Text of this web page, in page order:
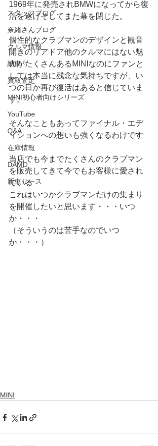
スタッフブログ
奈緒さんブログ
クルマ情報
納車
買取査定
MINI初心者向けシリーズ
YouTube
Q&A
在庫情報
DAMD
新車リース
1969年に発売されBMWになってから復
活を遂げそしてまた幕を閉じた。
個性的なクラブマンのデザインと観音
開きのリアドア他のクルマにはない魅
力がたくさんあるMINIなのにファンと
しては本当に残念な気持ちですが、い
つの日か再び復活はあると信じていま
す。
そんなこともあってファイナル・エデ
ィションへの想いも強くなるわけです
当店でも今までたくさんのクラブマン
を販売してきて今でもお客様に愛され
ている
これはいつかクラブマンだけの集まり
を開催したいと思います・・・いつ
か・・・
（そういうのは苦手なのでいつ
か・・・）
MINI